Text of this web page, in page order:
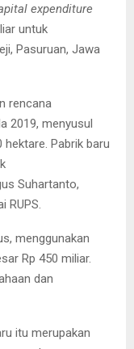
expenditure
untuk
Pasuruan, Jawa
rencana
2019, menyusul
Pabrik baru
Suhartanto,
RUPS.
menggunakan
Rp 450 miliar.
dan
itu merupakan